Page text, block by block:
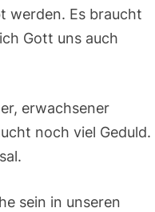
werden. Es braucht
Gott uns auch
erwachsener
noch viel Geduld.
sein in unseren